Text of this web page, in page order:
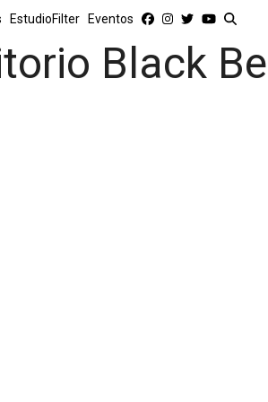
EstudioFilter Eventos
Black